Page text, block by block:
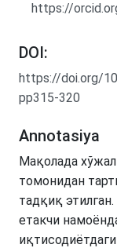
https://
DOI:
https://doi.org/
pp315-320
Annotasiya
Мақолада
томонидан
тадқиқ
етакчи